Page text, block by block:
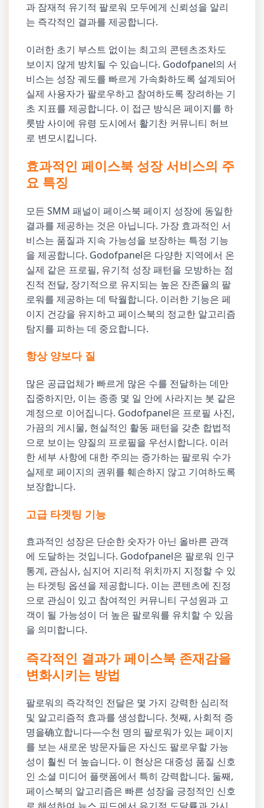
과 잠재적 유기적 팔로워 모두에게 신뢰성을 알리
는 즉각적인 결과를 제공합니다.
이러한 초기 부스트 없이는 최고의 콘텐츠조차도
보이지 않게 방치될 수 있습니다. Godofpanel의 서
비스는 성장 궤도를 빠르게 가속화하도록 설계되어
실제 사용자가 팔로우하고 참여하도록 장려하는 기
초 지표를 제공합니다. 이 접근 방식은 페이지를 하
룻밤 사이에 유령 도시에서 활기찬 커뮤니티 허브
로 변모시킵니다.
효과적인 페이스북 성장 서비스의 주
요 특징
모든 SMM 패널이 페이스북 페이지 성장에 동일한
결과를 제공하는 것은 아닙니다. 가장 효과적인 서
비스는 품질과 지속 가능성을 보장하는 특정 기능
을 제공합니다. Godofpanel은 다양한 지역에서 온
실제 같은 프로필, 유기적 성장 패턴을 모방하는 점
진적 전달, 장기적으로 유지되는 높은 잔존율의 팔
로워를 제공하는 데 탁월합니다. 이러한 기능은 페
이지 건강을 유지하고 페이스북의 정교한 알고리즘
탐지를 피하는 데 중요합니다.
항상 양보다 질
많은 공급업체가 빠르게 많은 수를 전달하는 데만
집중하지만, 이는 종종 몇 일 안에 사라지는 봇 같은
계정으로 이어집니다. Godofpanel은 프로필 사진,
가끔의 게시물, 현실적인 활동 패턴을 갖춘 합법적
으로 보이는 양질의 프로필을 우선시합니다. 이러
한 세부 사항에 대한 주의는 증가하는 팔로워 수가
실제로 페이지의 권위를 훼손하지 않고 기여하도록
보장합니다.
고급 타겟팅 기능
효과적인 성장은 단순한 숫자가 아닌 올바른 관객
에 도달하는 것입니다. Godofpanel은 팔로워 인구
통계, 관심사, 심지어 지리적 위치까지 지정할 수 있
는 타겟팅 옵션을 제공합니다. 이는 콘텐츠에 진정
으로 관심이 있고 참여적인 커뮤니티 구성원과 고
객이 될 가능성이 더 높은 팔로워를 유치할 수 있음
을 의미합니다.
즉각적인 결과가 페이스북 존재감을
변화시키는 방법
팔로워의 즉각적인 전달은 몇 가지 강력한 심리적
및 알고리즘적 효과를 생성합니다. 첫째, 사회적 증
명을确立합니다—수천 명의 팔로워가 있는 페이지
를 보는 새로운 방문자들은 자신도 팔로우할 가능
성이 훨씬 더 높습니다. 이 현상은 대중성 품질 신호
인 소셜 미디어 플랫폼에서 특히 강력합니다. 둘째,
페이스북의 알고리즘은 빠른 성장을 긍정적인 신호